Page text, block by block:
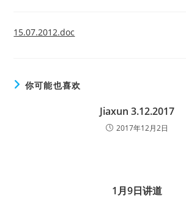
15.07.2012.doc
你可能也喜欢
Jiaxun 3.12.2017
2017年12月2日
1月9日讲道